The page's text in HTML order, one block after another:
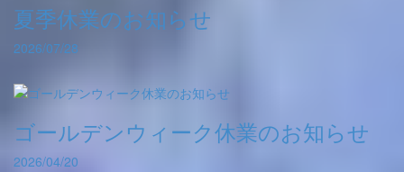
夏季休業のお知らせ
2026/07/28
ゴールデンウィーク休業のお知らせ
2026/04/20